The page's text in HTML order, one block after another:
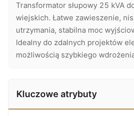
Transformator słupowy 25 kVA
wiejskich. Łatwe zawieszenie,
utrzymania, stabilna moc
Idealny do zdalnych projektów
możliwością szybkiego
Kluczowe atrybuty